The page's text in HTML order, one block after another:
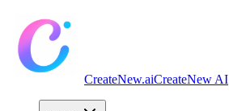
CreateNew.aiCreateNew AI